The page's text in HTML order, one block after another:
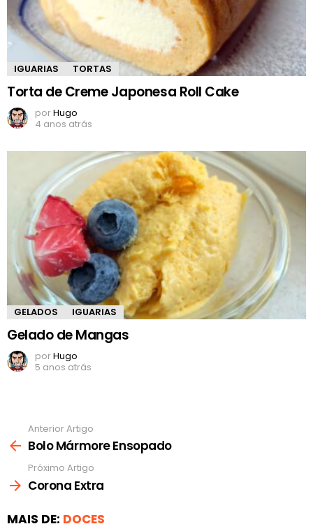
IGUARIAS TORTAS
Torta de Creme Japonesa Roll Cake
porHugo
4 anos atrás
GELADOS IGUARIAS
Gelado de Mangas
porHugo
5 anos atrás
mais
Anterior Artigo
Bolo Mármore Ensopado
Próximo Artigo
Corona Extra
MAIS DE: DOCES